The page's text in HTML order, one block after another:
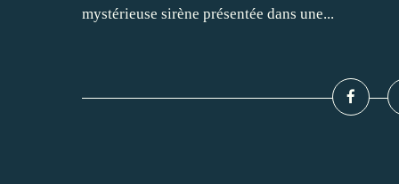
mystérieuse sirène présentée dans une...